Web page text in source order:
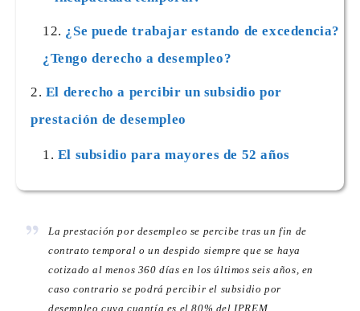
¿Se puede trabajar estando de excedencia?
¿Tengo derecho a desempleo?
El derecho a percibir un subsidio por
prestación de desempleo
El subsidio para mayores de 52 años
La prestación por desempleo se percibe tras un fin de
contrato temporal o un despido siempre que se haya
cotizado al menos 360 días en los últimos seis años, en
caso contrario se podrá percibir el subsidio por
desempleo cuya cuantía es el 80% del IPREM